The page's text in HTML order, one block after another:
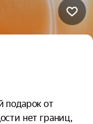
подарок от
нет границ,